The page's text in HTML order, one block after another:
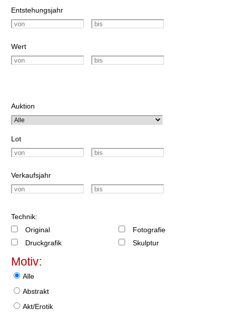
Entstehungsjahr
Wert
Auktion
Lot
Verkaufsjahr
Technik:
Original
Druckgrafik
Fotografie
Skulptur
Motiv:
Alle
Abstrakt
Akt/Erotik